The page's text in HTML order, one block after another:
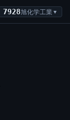
7928旭化学工業 ▼